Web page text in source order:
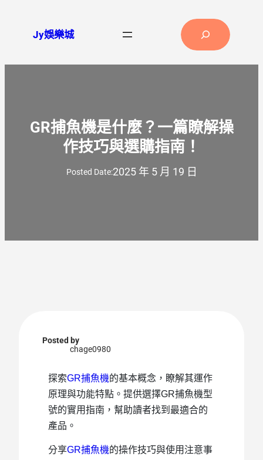
Jy娛樂城
GR捕魚機是什麼？一篇瞭解操
作技巧與選購指南！
Posted Date:2025 年 5 月 19 日
Posted by
chage0980
探索GR捕魚機的基本概念，瞭解其運作
原理與功能特點。提供選擇GR捕魚機型
號的實用指南，幫助讀者找到最適合的
產品。
分享GR捕魚機的操作技巧與使用注意事